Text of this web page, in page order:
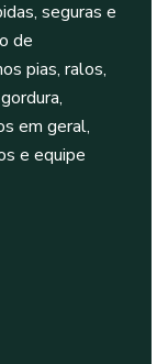
seguras e
de
pias, ralos,
em geral,
e equipe